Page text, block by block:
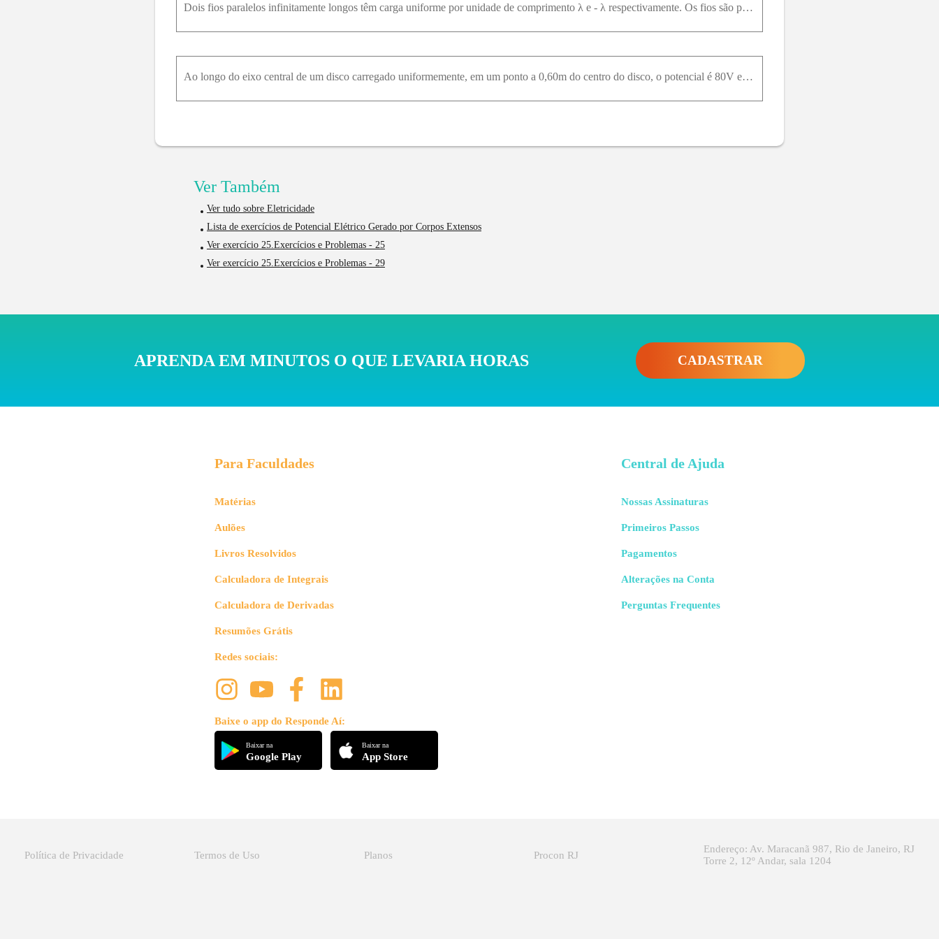
Dois fios paralelos infinitamente longos têm carga uniforme por unidade de comprimento λ e - λ respectivamente. Os fios são paralelos ao eixo z. O fio carregado positivamente intercepta o eixo x em x
Ao longo do eixo central de um disco carregado uniformemente, em um ponto a 0,60m do centro do disco, o potencial é 80V e a intensidade do campo elétrico é 80V / m . A uma distância de 1,5m , o potenc
Ver Também
Ver tudo sobre Eletricidade
Lista de exercícios de Potencial Elétrico Gerado por Corpos Extensos
Ver exercício 25.Exercícios e Problemas - 25
Ver exercício 25.Exercícios e Problemas - 29
APRENDA EM MINUTOS O QUE LEVARIA HORAS CADASTRAR
Para Faculdades
Matérias
Aulões
Livros Resolvidos
Calculadora de Integrais
Calculadora de Derivadas
Resumões Grátis
Redes sociais:
Baixe o app do Responde Aí:
Baixar na
Google Play
Baixar na
App Store
Central de Ajuda
Nossas Assinaturas
Primeiros Passos
Pagamentos
Alterações na Conta
Perguntas Frequentes
Política de Privacidade Termos de Uso Planos Procon RJ
Endereço: Av. Maracanã 987, Rio de Janeiro, RJ
Torre 2, 12º Andar, sala 1204